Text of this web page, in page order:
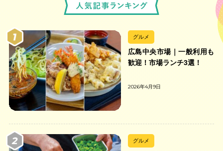
グルメ
広島中央市場｜一般利用も
歓迎！市場ランチ3選！
2026年4月9日
グルメ